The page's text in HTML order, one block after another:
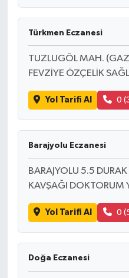
Türkmen Eczanesi
TUZLUGÖL MAH.
FEVZİYE ÖZÇELİK
Yol Tarifi Al 0
Barajyolu Eczanesi
BARAJYOLU 5.5 DURAK
KAVŞAĞI DOKTORUM
Yol Tarifi Al 0
Doğa Eczanesi